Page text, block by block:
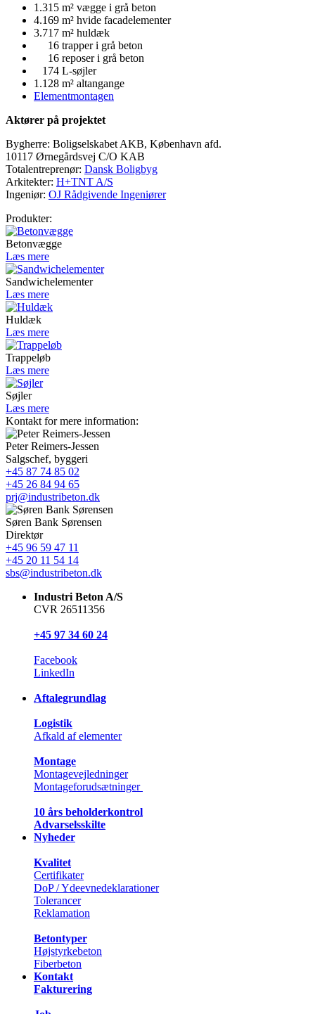
1.315 m² vægge i grå beton
4.169 m² hvide facadelementer
3.717 m² huldæk
16 trapper i grå beton
16 reposer i grå beton
174 L-søjler
1.128 m² altangange
Elementmontagen
Aktører på projektet
Bygherre: Boligselskabet AKB, København afd.
10117 Ørnegårdsvej C/O KAB
Totalentreprenør: Dansk Boligbyg
Arkitekter: H+TNT A/S
Ingeniør: OJ Rådgivende Ingeniører
Produkter:
Betonvægge
Læs mere
Sandwichelementer
Læs mere
Huldæk
Læs mere
Trappeløb
Læs mere
Søjler
Læs mere
Kontakt for mere information:
Peter Reimers-Jessen
Salgschef, byggeri
+45 87 74 85 02
+45 26 84 94 65
prj@industribeton.dk
Søren Bank Sørensen
Direktør
+45 96 59 47 11
+45 20 11 54 14
sbs@industribeton.dk
Industri Beton A/S
CVR 26511356
+45 97 34 60 24
Facebook
LinkedIn
Aftalegrundlag
Logistik
Afkald af elementer
Montage
Montagevejledninger
Montageforudsætninger
10 års beholderkontrol
Advarselsskilte
Nyheder
Kvalitet
Certifikater
DoP / Ydeevnedeklarationer
Tolerancer
Reklamation
Betontyper
Højstyrkebeton
Fiberbeton
Kontakt
Fakturering